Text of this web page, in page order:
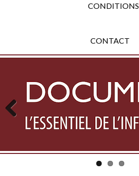
CONDITIONS
CONTACT
Previous